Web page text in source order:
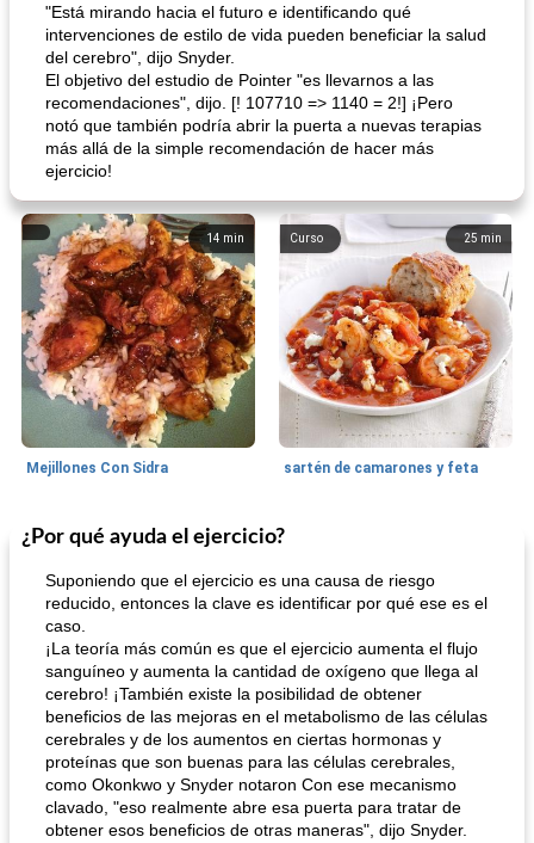
"Está mirando hacia el futuro e identificando qué
intervenciones de estilo de vida pueden beneficiar la salud
del cerebro", dijo Snyder.
El objetivo del estudio de Pointer "es llevarnos a las
recomendaciones", dijo. [! 107710 => 1140 = 2!] ¡Pero
notó que también podría abrir la puerta a nuevas terapias
más allá de la simple recomendación de hacer más
ejercicio!
14 min
Mejillones Con Sidra
25 min
Curso
sartén de camarones y feta
80min
Sopas, Guisos Y Chili
sopa de lentejas negras del chef john
¿Por qué ayuda el ejercicio?
Suponiendo que el ejercicio es una causa de riesgo
reducido, entonces la clave es identificar por qué ese es el
caso.
¡La teoría más común es que el ejercicio aumenta el flujo
sanguíneo y aumenta la cantidad de oxígeno que llega al
cerebro! ¡También existe la posibilidad de obtener
beneficios de las mejoras en el metabolismo de las células
cerebrales y de los aumentos en ciertas hormonas y
proteínas que son buenas para las células cerebrales,
como Okonkwo y Snyder notaron Con ese mecanismo
clavado, "eso realmente abre esa puerta para tratar de
obtener esos beneficios de otras maneras", dijo Snyder.